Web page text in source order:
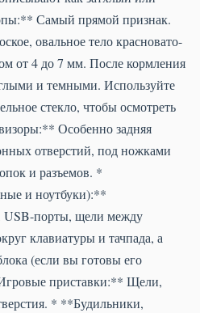
Самый прямой признак.
овальное тело красновато-
от 4 до 7 мм. После кормления
и темными. Используйте
стекло, чтобы осмотреть
Особенно задняя
отверстий, под ножками
и разъемов. *
и ноутбуки):**
USB-порты, щели между
клавиатуры и тачпада, а
(если вы готовы его
приставки:** Щели,
* **Будильники,